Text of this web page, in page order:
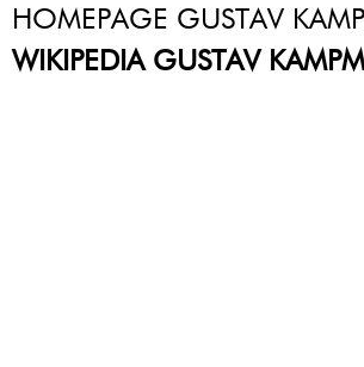
HOMEPAGE GUSTAV
WIKIPEDIA GUSTAV